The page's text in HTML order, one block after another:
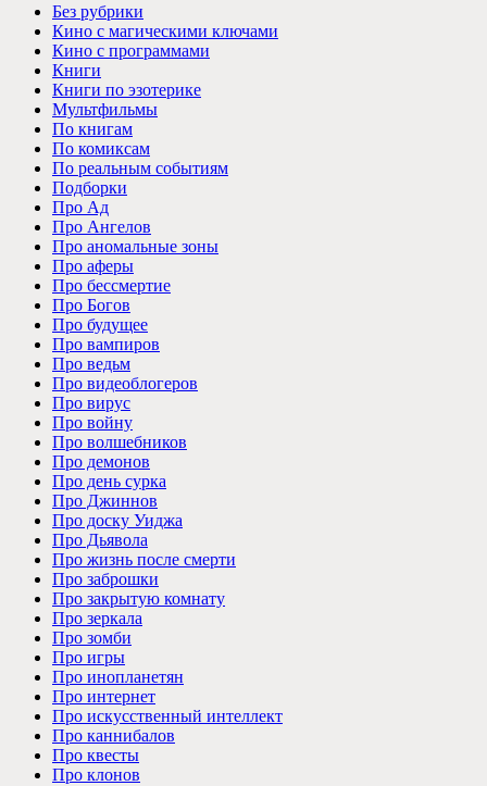
Без рубрики
Кино с магическими ключами
Кино с программами
Книги
Книги по эзотерике
Мультфильмы
По книгам
По комиксам
По реальным событиям
Подборки
Про Ад
Про Ангелов
Про аномальные зоны
Про аферы
Про бессмертие
Про Богов
Про будущее
Про вампиров
Про ведьм
Про видеоблогеров
Про вирус
Про войну
Про волшебников
Про демонов
Про день сурка
Про Джиннов
Про доску Уиджа
Про Дьявола
Про жизнь после смерти
Про заброшки
Про закрытую комнату
Про зеркала
Про зомби
Про игры
Про инопланетян
Про интернет
Про искусственный интеллект
Про каннибалов
Про квесты
Про клонов